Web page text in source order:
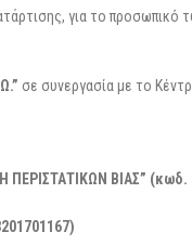
για το προσωπικό
σε συνεργασία με το
ΠΕΡΙΣΤΑΤΙΚΩΝ ΒΙΑΣ” (κωδ.